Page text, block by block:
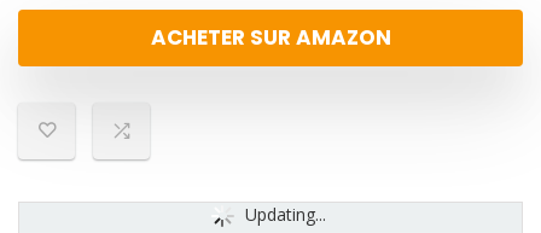
ACHETER SUR AMAZON
Updating...